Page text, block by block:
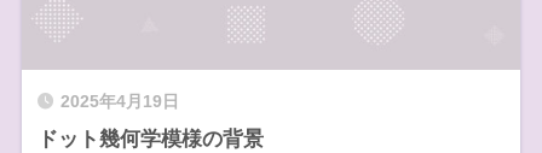
2025年4月19日
ドット幾何学模様の背景